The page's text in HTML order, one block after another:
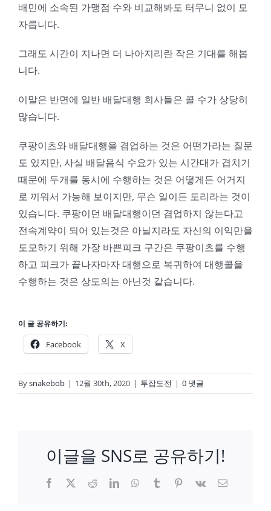
배민에 소속된 가맹점 수와 비교해봐도 터무니 없이 모
자릅니다.
그래도 시간이 지나면 더 나아지리란 작은 기대를 해봅
니다.
이말은 반면에 일반 배달대행 회사들은 콜 수가 상당히
많습니다.
쿠팡이츠와 배달대행을 겸업하는 것은 어떤가라는 질문
도 있지만, 사실 배달음식 수요가 있는 시간대가 겹치기
때문에 두개를 동시에 수행하는 것은 어떻게든 어거지
로 끼워서 가능해 보이지만, 무슨 일이든 도리라는 것이
있습니다. 쿠팡이던 배달대행이던 겸업하지 않는다고
전속계약이 되어 있는것은 아닐지라도 자신의 이익만을
도모하기 위해 가장 바쁜피크 구간은 쿠팡이츠를 수행
하고 피크가 끝나자마자 대행으로 복귀하여 대행콜을
수행하는 것은 상도의는 아닌것 같습니다.
이 글 공유하기:
Facebook X
Bysnakebob | 12월 30th, 2020 | 투잡도전 | 0 댓글
이글을 SNS로 공유하기!
Facebook
X RedditLinkedInWhatsApp
TumblrPinterest
Vk
이